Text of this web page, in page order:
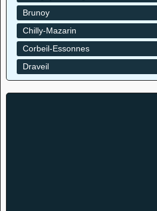
Brunoy
Chilly-Mazarin
Corbeil-Essonnes
Draveil